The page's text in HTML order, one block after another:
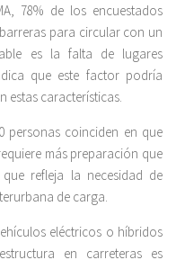
78% de los encuestados
para circular con un
es la falta de lugares
que este factor podría
estas características.
personas coinciden en que
más preparación que
refleja la necesidad de
de carga.
eléctricos o híbridos
en carreteras es